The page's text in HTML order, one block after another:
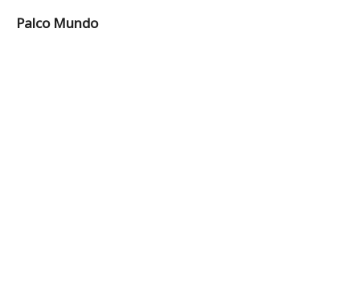
Palco Mundo